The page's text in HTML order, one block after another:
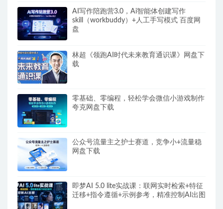
AI写作陪跑营3.0，Ai智能体创建写作
skill（workbuddy）+人工手写模式 百度网
盘
林超《领跑AI时代未来教育通识课》网盘下
载
零基础、零编程，轻松学会微信小游戏制作
夸克网盘下载
公众号流量主之护士赛道，竞争小+流量稳
网盘下载
即梦AI 5.0 lite实战课：联网实时检索+特征
迁移+指令遵循+示例参考，精准控制AI出图